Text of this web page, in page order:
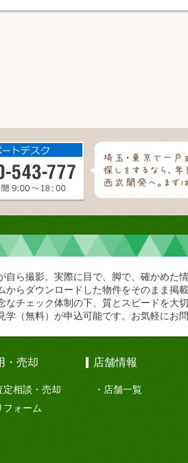
自ら撮影。実際に目で、脚で、確かめた
からダウンロードした物件をそのまま掲
なチェック体制の下、質とスピードを大
学（無料）が申込可能です。お気軽にお
・売却
定相談・売却
フォーム
店舗情報
店舗一覧